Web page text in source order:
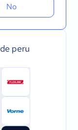
No
peru